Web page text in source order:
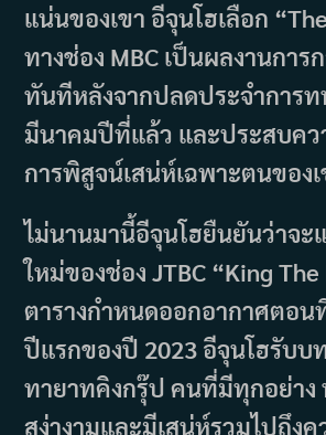
แน่นของเขา อีจุนโฮเลือก
ทางช่อง MBC เป็นผลงานการ
ทันทีหลังจากปลดประจำการท
มีนาคมปีที่แล้ว และประสบคว
การพิสูจน์เสน่ห์เฉพาะตนของเ
ไม่นานมานี้อีจุนโฮยืนยันว่าจะ
ใหม่ของช่อง JTBC “King
ตารางกำหนดออกอากาศตอน
ปีแรกของปี 2023 อีจุนโฮรับบ
ทายาทคิงกรุ๊ป คนที่มีทุกอย่า
สง่างามและมีเสน่ห์รวมไปถึง